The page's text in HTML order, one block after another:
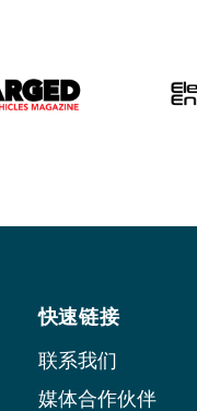
快速链接
联系我们
媒体合作伙伴